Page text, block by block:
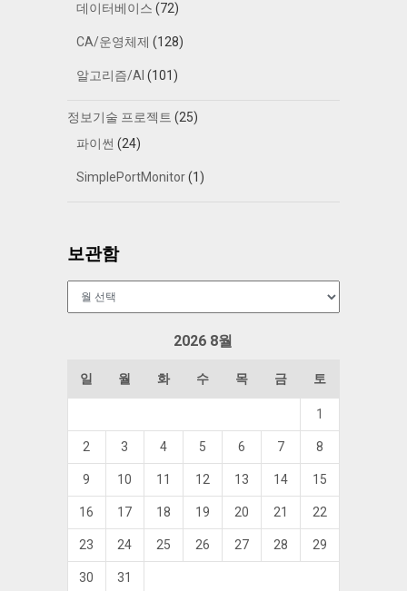
데이터베이스 (72)
CA/운영체제 (128)
알고리즘/AI (101)
정보기술 프로젝트 (25)
파이썬 (24)
SimplePortMonitor(1)
보관함
2026 8월
일 월 화 수 목 금 토
1
2 3 4 5 6 7 8
9 10 11 12 13 14 15
16 17 18 19 20 21 22
23 24 25 26 27 28 29
30 31